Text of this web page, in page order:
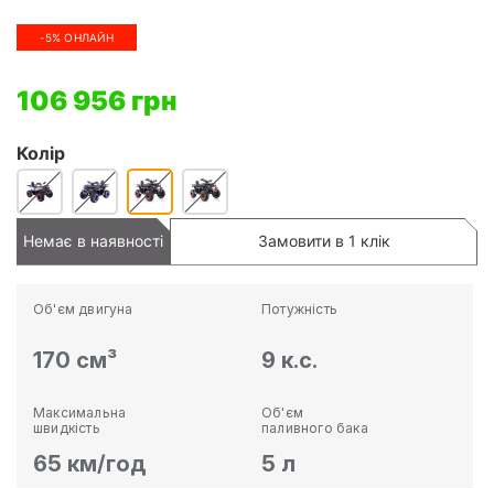
-5% ОНЛАЙН
106 956 грн
Колір
Немає в наявності Замовити в 1 клік
Об'єм двигуна
170 см³
Потужність
9 к.с.
Максимальна
швидкість
65 км/год
Об'єм
паливного бака
5 л